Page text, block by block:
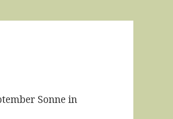
Sonne in